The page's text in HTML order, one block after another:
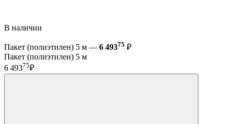
В наличии
Пакет (полиэтилен) 5 м — 6 49375 ₽
Пакет (полиэтилен) 5 м
6 49375₽